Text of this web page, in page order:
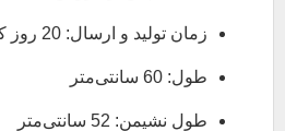
زمان تولید و ارسال: 20 روز کاری
طول: 60 سانتی‌متر
طول نشیمن: 52 سانتی‌متر